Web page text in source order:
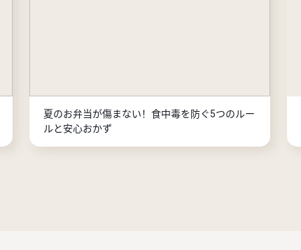
夏のお弁当が傷まない！食中毒を防ぐ5つのルー
ルと安心おかず